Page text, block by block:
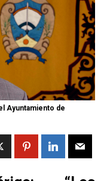
Ayuntamiento de